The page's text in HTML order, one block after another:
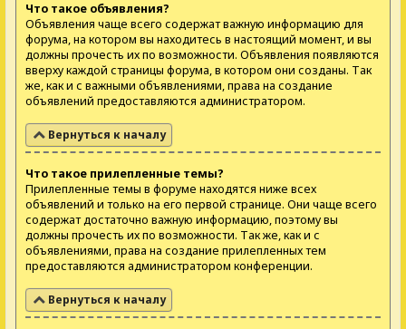
Что такое объявления?
Объявления чаще всего содержат важную информацию для
форума, на котором вы находитесь в настоящий момент, и вы
должны прочесть их по возможности. Объявления появляются
вверху каждой страницы форума, в котором они созданы. Так
же, как и с важными объявлениями, права на создание
объявлений предоставляются администратором.
Вернуться к началу
Что такое прилепленные темы?
Прилепленные темы в форуме находятся ниже всех
объявлений и только на его первой странице. Они чаще всего
содержат достаточно важную информацию, поэтому вы
должны прочесть их по возможности. Так же, как и с
объявлениями, права на создание прилепленных тем
предоставляются администратором конференции.
Вернуться к началу